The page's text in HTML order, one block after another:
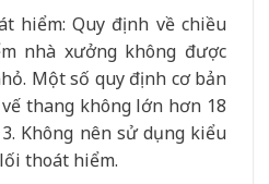
hiểm: Quy định về chiều
nhà xưởng không được
Một số quy định cơ bản
thang không lớn hơn 18
Không nên sử dụng kiểu
thoát hiểm.